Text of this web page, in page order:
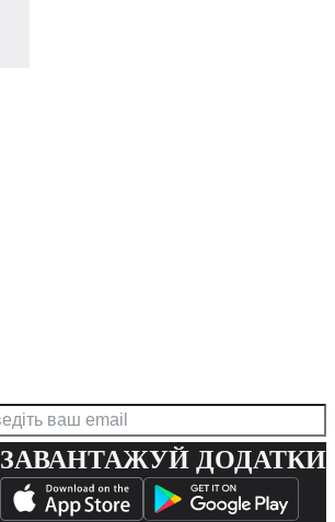
ЗАВАНТАЖУЙ ДОДАТКИ